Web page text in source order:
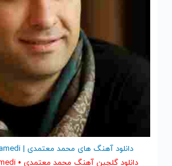
دانلود آهنگ های محمد معتمدی | Mohammad Motamedi
دانلود گلچین آهنگ محمد معتمدی • Mohammad Motamedi